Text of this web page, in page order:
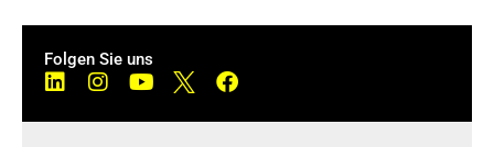
Folgen Sie uns